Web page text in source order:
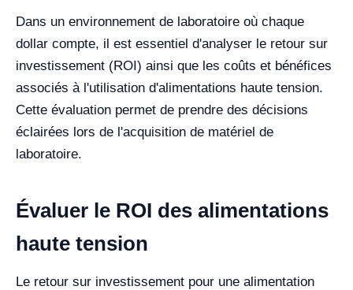
Dans un environnement de laboratoire où chaque
dollar compte, il est essentiel d'analyser le retour sur
investissement (ROI) ainsi que les coûts et bénéfices
associés à l'utilisation d'alimentations haute tension.
Cette évaluation permet de prendre des décisions
éclairées lors de l'acquisition de matériel de
laboratoire.
Évaluer le ROI des alimentations
haute tension
Le retour sur investissement pour une alimentation